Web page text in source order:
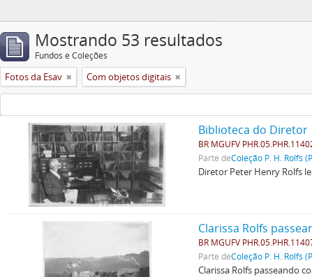
Mostrando 53 resultados
Fundos e Coleções
Fotos da Esav Com objetos digitais
Biblioteca do Diretor
BR MGUFV
Parte deColeção P. H. Rolfs
Diretor Peter Henry Rolfs
Clarissa Rolfs
BR MGUFV
Parte deColeção P. H. Rolfs
Clarissa Rolfs passeando